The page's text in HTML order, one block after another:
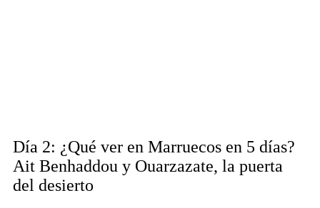
Día 2: ¿Qué ver en Marruecos en 5 días?
Ait Benhaddou y Ouarzazate, la puerta
del desierto